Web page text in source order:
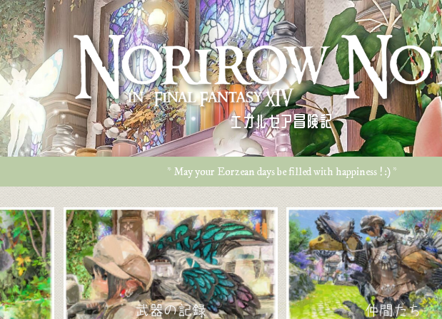
エオルゼア冒険記
* May your Eorzean days be filled with happiness ! :) *
武器の記録 仲間たち